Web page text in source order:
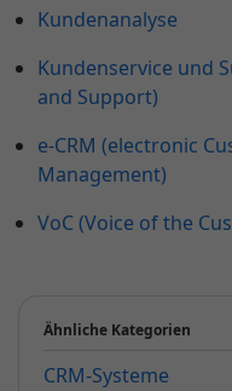
Kundenanalyse
Kundenservice und
and Support)
e-CRM (electronic
Management)
VoC (Voice of the
Ähnliche Kategorien
CRM-Systeme